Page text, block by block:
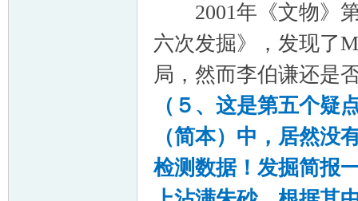
2001年《文物》第
六次发掘》，发现了
局，然而李伯谦还是
（５、这是第五个疑
（简本）中，居然没
检测数据！发掘简报